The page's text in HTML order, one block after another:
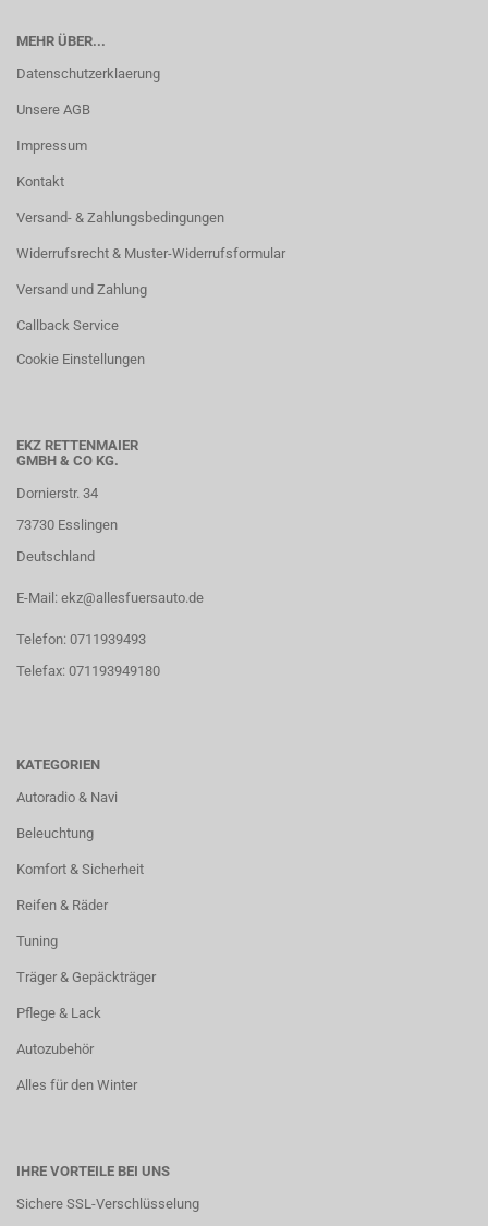
MEHR ÜBER...
Datenschutzerklaerung
Unsere AGB
Impressum
Kontakt
Versand- & Zahlungsbedingungen
Widerrufsrecht & Muster-Widerrufsformular
Versand und Zahlung
Callback Service
Cookie Einstellungen
EKZ RETTENMAIER
GMBH & CO KG.
Dornierstr. 34
73730 Esslingen
Deutschland
E-Mail: ekz@allesfuersauto.de
Telefon: 0711939493
Telefax: 071193949180
KATEGORIEN
Autoradio & Navi
Beleuchtung
Komfort & Sicherheit
Reifen & Räder
Tuning
Träger & Gepäckträger
Pflege & Lack
Autozubehör
Alles für den Winter
IHRE VORTEILE BEI UNS
Sichere SSL-Verschlüsselung